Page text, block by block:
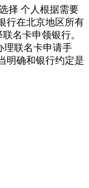
择 个人根据需要
行在北京地区所有
名卡申领银行。
理联名卡申请手
明确和银行约定是